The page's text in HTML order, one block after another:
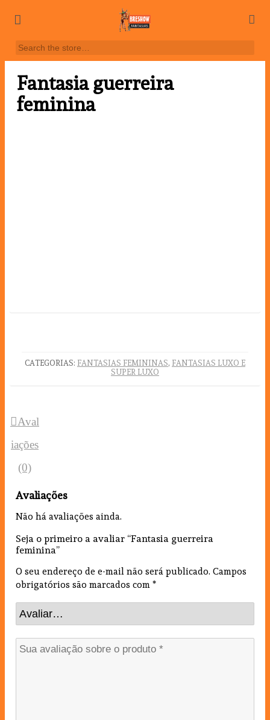
Fantasia guerreira
feminina
CATEGORIAS: FANTASIAS FEMININAS, FANTASIAS LUXO E
SUPER LUXO
Aval
iações
(0)
Avaliações
Não há avaliações ainda.
Seja o primeiro a avaliar “Fantasia guerreira
feminina”
O seu endereço de e-mail não será publicado. Campos
obrigatórios são marcados com *